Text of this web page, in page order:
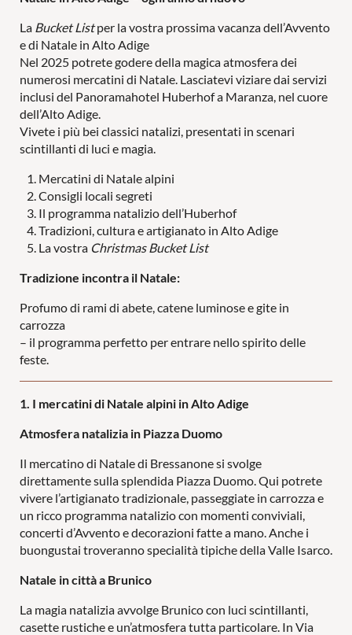
Wellness
Attività
In famiglia
MONDO DI GIOCHI
PISCINE
La Bucket Listper la vostra prossima vacanza dell’Avvento
e di Natale in Alto Adige
Nel 2025 potrete godere della magica atmosfera dei
numerosi mercatini di Natale. Lasciatevi viziare dai servizi
inclusi del Panoramahotel Huberhof a Maranza, nel cuore
dell’Alto Adige.
Vivete i più bei classici natalizi, presentati in scenari
scintillanti di luci e magia.
Mercatini di Natale alpini
Consigli locali segreti
Il programma natalizio dell’Huberhof
Tradizioni, cultura e artigianato in Alto Adige
La vostra Christmas Bucket List
Tradizione incontra il Natale:
Profumo di rami di abete, catene luminose e gite in
carrozza
– il programma perfetto per entrare nello spirito delle
feste.
1. I mercatini di Natale alpini in Alto Adige
Atmosfera natalizia in Piazza Duomo
Il mercatino di Natale di Bressanone si svolge
direttamente sulla splendida Piazza Duomo. Qui potrete
vivere l’artigianato tradizionale, passeggiate in carrozza e
un ricco programma natalizio con momenti conviviali,
concerti d’Avvento e decorazioni fatte a mano. Anche i
buongustai troveranno specialità tipiche della Valle Isarco.
Natale in città a Brunico
La magia natalizia avvolge Brunico con luci scintillanti,
casette rustiche e un’atmosfera tutta particolare. In Via